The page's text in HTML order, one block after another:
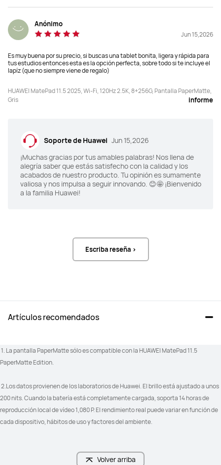
Anónimo
Jun 15,2026
Es muy buena por su precio, si buscas una tablet bonita, ligera y rápida para
tus estudios entonces esta es la opción perfecta, sobre todo si te incluye el
lapíz (que no siempre viene de regalo)
HUAWEI MatePad 11.5 2025, Wi-Fi, 120Hz 2.5K, 8+256G, Pantalla PaperMatte,
Gris
informe
Soporte de Huawei Jun 15,2026
¡Muchas gracias por tus amables palabras! Nos llena de
alegría saber que estás satisfecho con la calidad y los
acabados de nuestro producto. Tu opinión es sumamente
valiosa y nos impulsa a seguir innovando. 😊🤩 ¡Bienvenido
a la familia Huawei!
Escriba reseña >
Artículos recomendados
PaperMatte Edition.
200 nits. Cuando la batería está completamente cargada, soporta 14 horas de
reproducción local de vídeo 1,080 P. El rendimiento real puede variar en función de
cada dispositivo, hábitos de uso y factores del ambiente.
Volver arriba